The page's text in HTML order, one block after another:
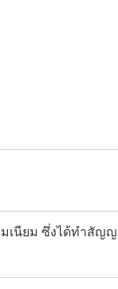
นียม ซึ่งได้ทำสัญ